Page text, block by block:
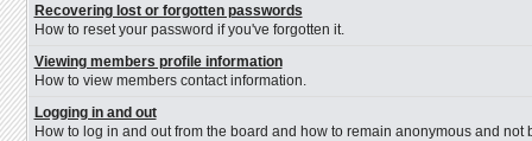
Recovering lost or forgotten passwords
How to reset your password if you've forgotten it.
Viewing members profile information
How to view members contact information.
Logging in and out
How to log in and out from the board and how to remain anonymous and not